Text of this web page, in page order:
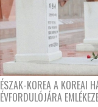
ÉSZAK-KOREA A KOREAI
ÉVFORDULÓJÁRA